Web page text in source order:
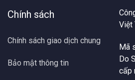
Chính sách
Chính sách giao dịch chung
Bảo mật thông tin
Việt
Mã
Do
cấp